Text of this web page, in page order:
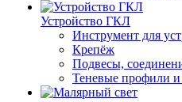
Устройство ГКЛ
Инструмент для
Крепёж
Подвесы,
Теневые профили и